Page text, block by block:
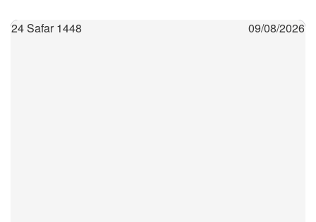
24 Safar 1448 09/08/2026